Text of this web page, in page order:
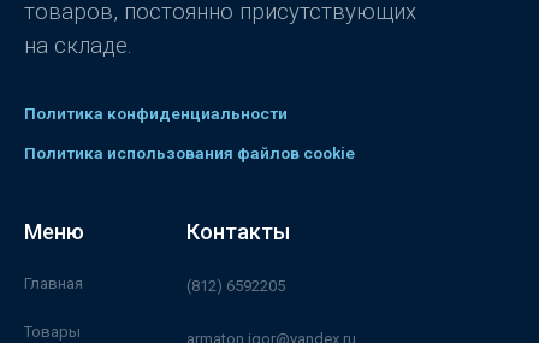
товаров, постоянно присутствующих
на складе.
Политика конфиденциальности
Политика использования файлов cookie
Меню
Главная
Товары
Контакты
(812) 6592205
armaton.igor@yandex.ru